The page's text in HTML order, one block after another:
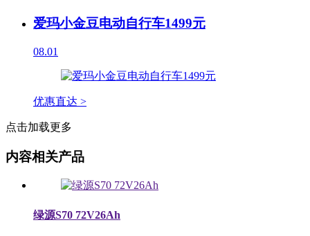
爱玛小金豆电动自行车1499元
08.01
优惠直达 >
点击加载更多
内容相关产品
绿源S70 72V26Ah